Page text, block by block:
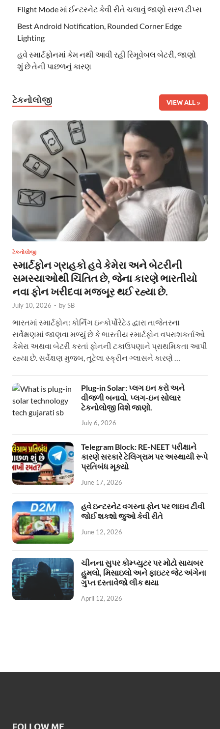
Flight Mode માં ઈન્ટરનેટ કેવી રીતે ચલાવું જાણો સરળ ટીપ્સ
Best Android Notification, Rounded Corner Edge
Lighting
હવે સ્માર્ટફોનમાં કેમ નથી આવી રહી રિમૂવેબલ બેટરી, જાણો
શું છે તેની પાછળનું કારણ
ટેકનોલોજી VIEW ALL
ટેકનોલોજી
સ્માર્ટફોન ગ્રાહકો હવે કેમેરા અને બેટરીની
સમસ્યાઓથી ચિંતિત છે, જેના કારણે ભારતીયો
નવા ફોન ખરીદવા મજબૂર થઈ રહ્યા છે.
July 10, 2026 - bySB
ભારતમાં સ્માર્ટફોન: કોર્નિંગ ઇન્કોર્પોરેટેડ દ્વારા તાજેતરના
સર્વેક્ષણમાં જાણવા મળ્યું છે કે ભારતીય સ્માર્ટફોન વપરાશકર્તાઓ
કેમેરા અથવા બેટરી કરતાં ફોનની ટકાઉપણાને પ્રાથમિકતા આપી
રહ્યા છે. સર્વેક્ષણ મુજબ, તૂટેલા સ્ક્રીન ગ્લાસને કારણે …
Plug-in Solar: પ્લગ ઇન કરો અને
વીજળી બનાવો. પ્લગ-ઇન સોલાર
ટેકનોલોજી વિશે જાણો.
July 6, 2026
Telegram Block: RE-NEET પરીક્ષાને
કારણે સરકારે ટેલિગ્રામ પર અસ્થાયી રૂપે
પ્રતિબંધ મૂક્યો
June 17, 2026
હવે ઇન્ટરનેટ વગરના ફોન પર લાઇવ ટીવી
જોઈ શકશો જુઓ કેવી રીતે
June 12, 2026
ચીનના સુપર કોમ્પ્યુટર પર મોટો સાયબર
હુમલો, મિસાઇલો અને ફાઇટર જેટ અંગેના
ગુપ્ત દસ્તાવેજો લીક થયા
April 12, 2026
FOLLOW ME